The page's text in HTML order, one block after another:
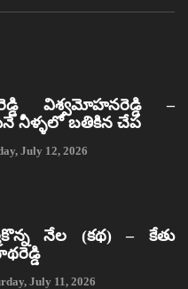
విశ్వమోహనరెడ్డి –
నీళ్ళలో బతికిన చేప
July 12, 2026
నేల (కథ) – కేతు
July 11, 2026